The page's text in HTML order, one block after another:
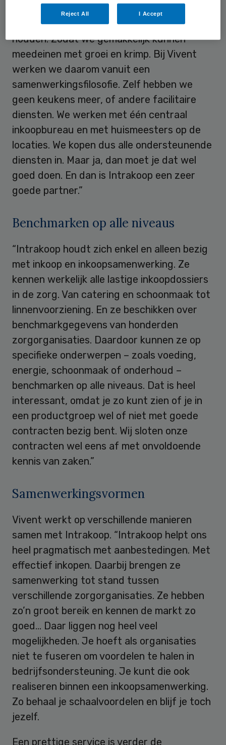
Inge Fleischeuer: “Het is voor ons belangrijk
onze organisatie zo flexibel mogelijk te
houden. Zodat we gemakkelijk kunnen
meedeinen met groei en krimp. Bij Vivent
werken we daarom vanuit een
samenwerkingsfilosofie. Zelf hebben we
geen keukens meer, of andere facilitaire
diensten. We werken met één centraal
inkoopbureau en met huismeesters op de
locaties. We kopen dus alle ondersteunende
diensten in. Maar ja, dan moet je dat wel
goed doen. En dan is Intrakoop een zeer
goede partner.”
Benchmarken op alle niveaus
“Intrakoop houdt zich enkel en alleen bezig
met inkoop en inkoopsamenwerking. Ze
kennen werkelijk alle lastige inkoopdossiers
in de zorg. Van catering en schoonmaak tot
linnenvoorziening. En ze beschikken over
benchmarkgegevens van honderden
zorgorganisaties. Daardoor kunnen ze op
specifieke onderwerpen – zoals voeding,
energie, schoonmaak of onderhoud –
benchmarken op alle niveaus. Dat is heel
interessant, omdat je zo kunt zien of je in
een productgroep wel of niet met goede
contracten bezig bent. Wij sloten onze
contracten wel eens af met onvoldoende
kennis van zaken.”
Samenwerkingsvormen
Vivent werkt op verschillende manieren
samen met Intrakoop. “Intrakoop helpt ons
heel pragmatisch met aanbestedingen. Met
effectief inkopen. Daarbij brengen ze
samenwerking tot stand tussen
verschillende zorgorganisaties. Ze hebben
zo’n groot bereik en kennen de markt zo
goed… Daar liggen nog heel veel
mogelijkheden. Je hoeft als organisaties
niet te fuseren om voordelen te halen in
bedrijfsondersteuning. Je kunt die ook
realiseren binnen een inkoopsamenwerking.
Zo behaal je schaalvoordelen en blijf je toch
jezelf.
Een prettige service is verder de
Reject All I Accept